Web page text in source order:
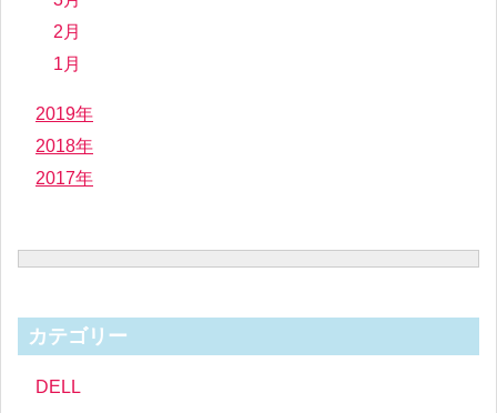
2月
1月
2019年
2018年
2017年
カテゴリー
DELL